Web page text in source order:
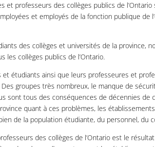
et professeurs des collèges publics de
et employés de la fonction publique de
des collèges et universités de la province,
les collèges publics de l’Ontario.
et étudiants ainsi que leurs professeures et
groupes très nombreux, le manque de
sont tous des conséquences de décennies
quant à ces problèmes, les
de la population étudiante, du personnel, du
des collèges de l’Ontario est le